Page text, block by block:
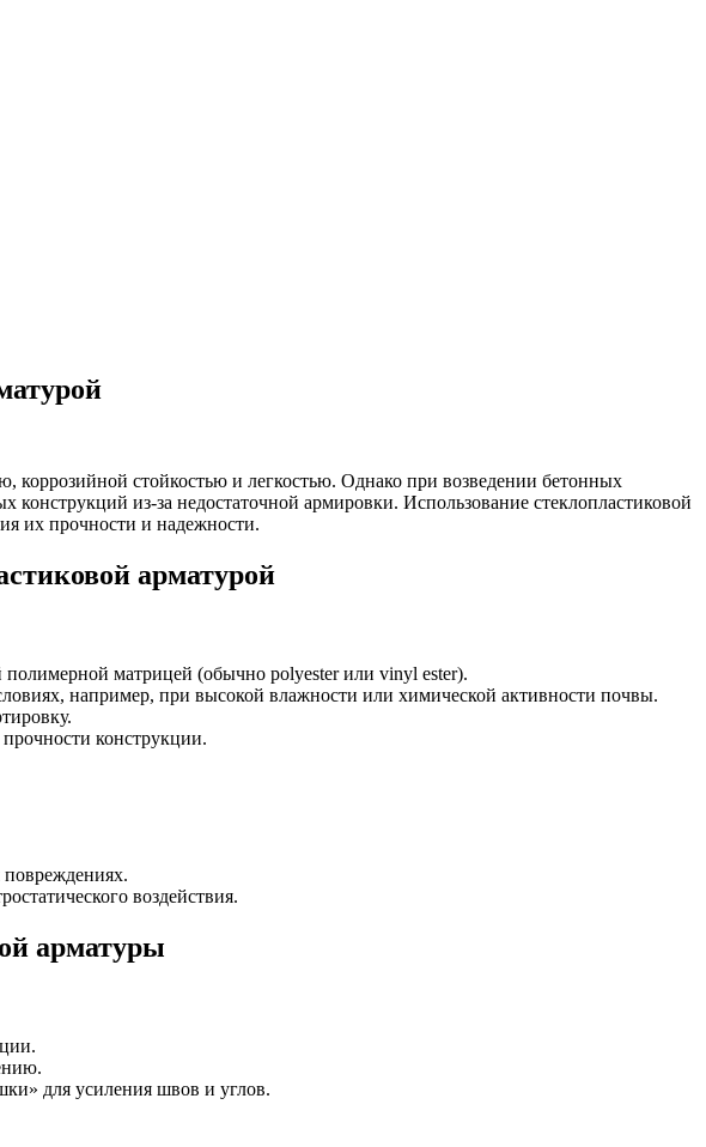
коррозийной стойкостью и легкостью. Однако при возведении бетонных
из-за недостаточной армировки. Использование стеклопластиковой
их прочности и надежности.
арматурой
матрицей (обычно polyester или vinyl ester).
например, при высокой влажности или химической активности почвы.
конструкции.
воздействия.
арматуры
для усиления швов и углов.